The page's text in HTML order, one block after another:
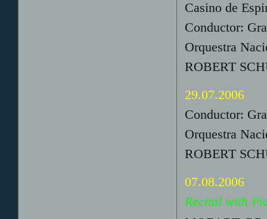
Casino de
Conductor:
Orquestra
ROBERT
29.07.2006
Conductor:
Orquestra
ROBERT
07.08.2006
Recital with